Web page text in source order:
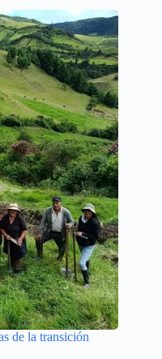
de la transición